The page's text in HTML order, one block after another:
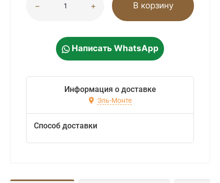
В корзину
Написать WhatsApp
Информация о доставке
Эль-Монте
Способ доставки